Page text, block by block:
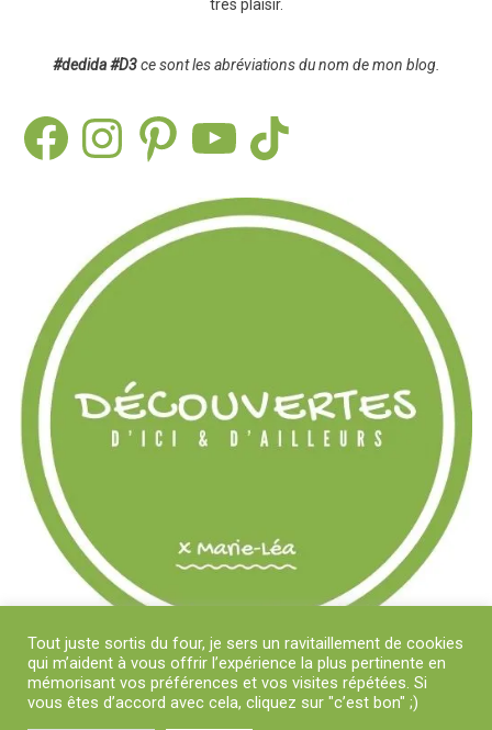
très plaisir.
#dedida #D3ce sont les abréviations du nom de mon blog.
FacebookInstagramPinterest TikTok
Tout juste sortis du four, je sers un ravitaillement de cookies
qui m’aident à vous offrir l’expérience la plus pertinente en
mémorisant vos préférences et vos visites répétées. Si
vous êtes d’accord avec cela, cliquez sur "c’est bon" ;)